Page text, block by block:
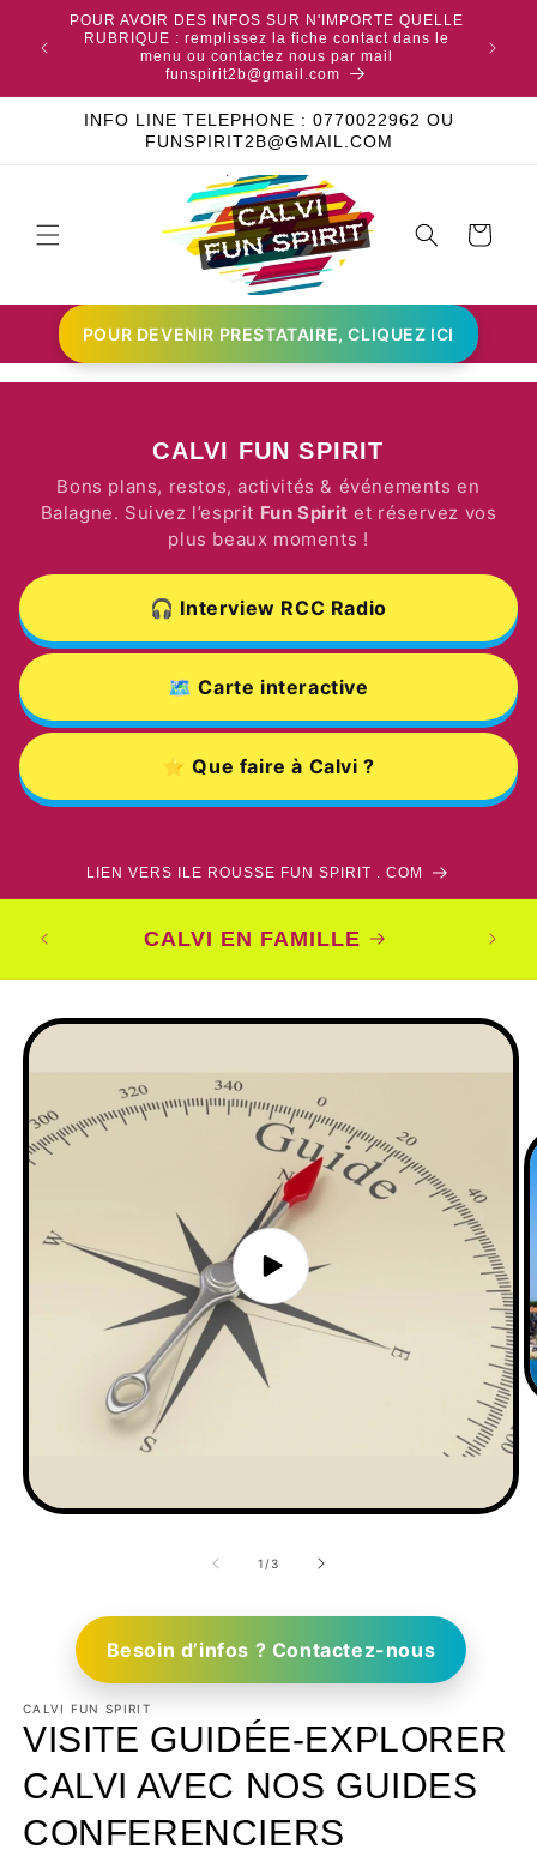
DES
POUR AVOIR DES INFOS SUR N'IMPORTE QUELLE
RUBRIQUE : remplissez la fiche contact dans le
menu ou contactez nous par mail
funspirit2b@gmail.com
INFO LINE TELEPHONE : 0770022962 OU
FUNSPIRIT2B@GMAIL.COM
Panier
POUR DEVENIR PRESTATAIRE, CLIQUEZ ICI
CALVI FUN SPIRIT
Bons plans, restos, activités & événements en
Balagne. Suivez l’esprit Fun Spirit et réservez vos
plus beaux moments !
🎧 Interview RCC Radio
🗺️ Carte interactive
⭐ Que faire à Calvi ?
LIEN VERS ILE ROUSSE FUN SPIRIT . COM
CALVI EN FAMILLE
1 /3
Besoin d’infos ? Contactez-nous
CALVI FUN SPIRIT
VISITE GUIDÉE-EXPLORER
CALVI AVEC NOS GUIDES
CONFERENCIERS